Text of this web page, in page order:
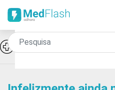
Icon Hiponatremia e SIADH